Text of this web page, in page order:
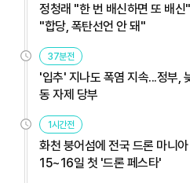
정청래 "한 번 배신하면 또 배
"합당, 폭탄선언 안 돼"
37분전
'입추' 지나도 폭염 지속...정부,
동 자제 당부
1시간전
화천 붕어섬에 전국 드론 마니
15~16일 첫 '드론 페스타'